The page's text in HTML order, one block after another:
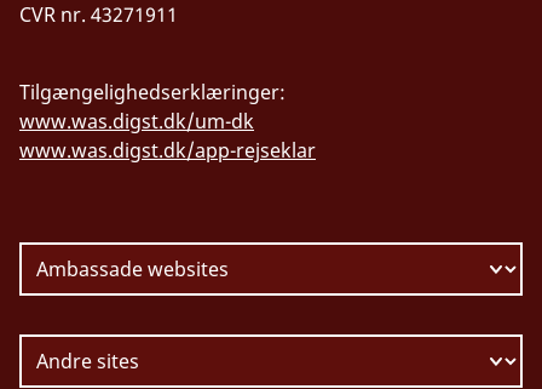
CVR nr. 43271911
Tilgængelighedserklæringer:
www.was.digst.dk/um-dk
www.was.digst.dk/app-rejseklar